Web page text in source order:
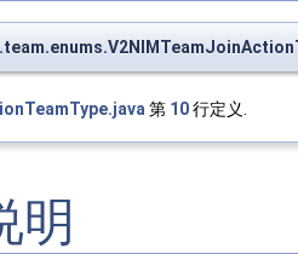
第 10行定义.
明